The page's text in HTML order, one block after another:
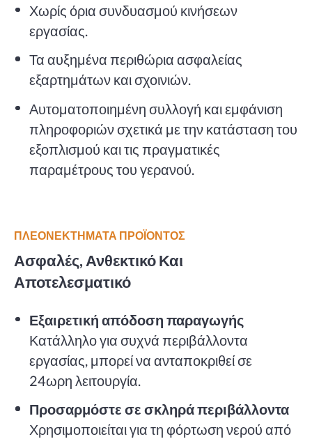
Χωρίς όρια συνδυασμού κινήσεων
εργασίας.
Τα αυξημένα περιθώρια ασφαλείας
εξαρτημάτων και σχοινιών.
Αυτοματοποιημένη συλλογή και εμφάνιση
πληροφοριών σχετικά με την κατάσταση του
εξοπλισμού και τις πραγματικές
παραμέτρους του γερανού.
ΠΛΕΟΝΕΚΤΉΜΑΤΑ ΠΡΟΪΌΝΤΟΣ
Ασφαλές, Ανθεκτικό Και
Αποτελεσματικό
Εξαιρετική απόδοση παραγωγής
Κατάλληλο για συχνά περιβάλλοντα
εργασίας, μπορεί να ανταποκριθεί σε
24ωρη λειτουργία.
Προσαρμόστε σε σκληρά περιβάλλοντα
Χρησιμοποιείται για τη φόρτωση νερού από